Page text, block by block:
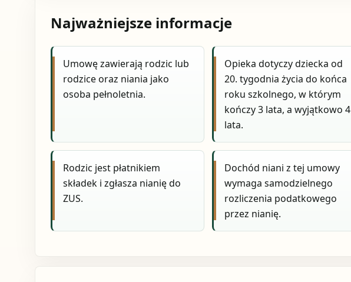
Najważniejsze informacje
Umowę zawierają rodzic lub
rodzice oraz niania jako
osoba pełnoletnia.
Opieka dotyczy dziecka od
20. tygodnia życia do końca
roku szkolnego, w którym
kończy 3 lata, a wyjątkowo 4
lata.
Rodzic jest płatnikiem
składek i zgłasza nianię do
ZUS.
Dochód niani z tej umowy
wymaga samodzielnego
rozliczenia podatkowego
przez nianię.